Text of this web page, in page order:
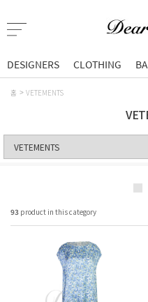
DESIGNERS CLOTHING
홈 VETEMENTS
93 product in this category